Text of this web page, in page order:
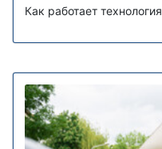
Как работает технология